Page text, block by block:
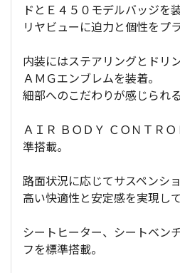
ドとＥ４５０モデルバッジを装
リヤビューに迫力と個性をプ
内装にはステアリングとドリ
ＡＭＧエンブレムを装着。
細部へのこだわりが感じられ
ＡＩＲ ＢＯＤＹ ＣＯＮＴＲ
準搭載。
路面状況に応じてサスペンシ
高い快適性と安定感を実現して
シートヒーター、シートベン
フを標準搭載。